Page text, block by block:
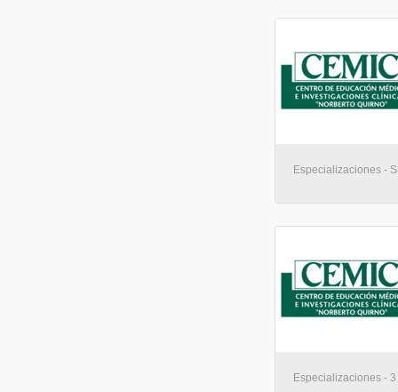
Especializaciones -
Especializaciones -